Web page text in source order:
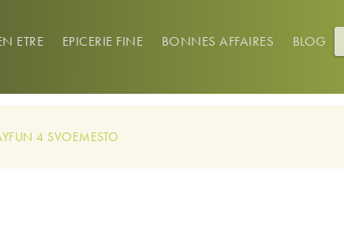
ETRE EPICERIE FINE BONNES AFFAIRES BLOG
4 SVOEMESTO